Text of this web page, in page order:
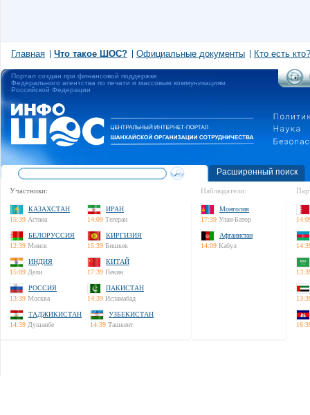
Главная Что такое ШОС? Официальные документы Кто есть кто?
Портал создан при финансовой поддержке
Федерального агентства по печати и массовым коммуникациям
Российской Федерации
Расширенный поиск
Участники:
КАЗАХСТАН
15:39 Астана
ИРАН
14:09 Тегеран
БЕЛОРУССИЯ
12:39 Минск
КИРГИЗИЯ
15:39 Бишкек
ИНДИЯ
15:09 Дели
КИТАЙ
17:39 Пекин
РОССИЯ
13:39 Москва
ПАКИСТАН
14:39 Исламабад
ТАДЖИКИСТАН
14:39 Душанбе
УЗБЕКИСТАН
14:39 Ташкент
Наблюдатели:
Монголия
17:39 Улан-Батор
Афганистан
14:09 Кабул